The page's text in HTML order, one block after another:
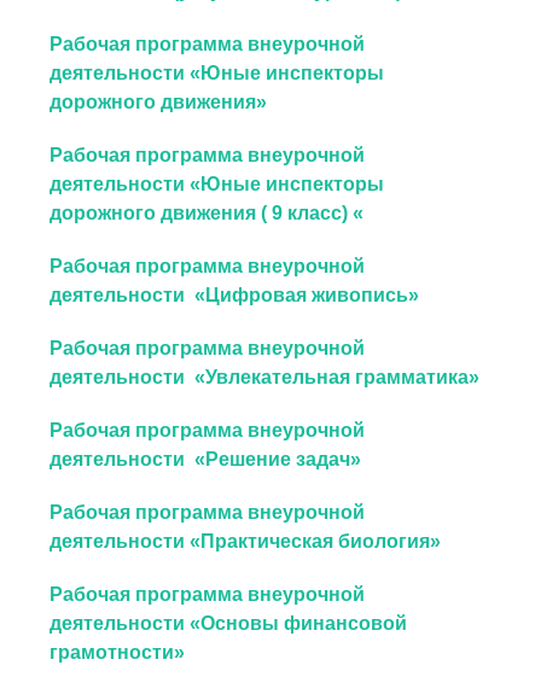
Рабочая программа внеурочной
деятельности «Юные инспекторы
дорожного движения»
Рабочая программа внеурочной
деятельности «Юные инспекторы
дорожного движения ( 9 класс) «
Рабочая программа внеурочной
деятельности «Цифровая живопись»
Рабочая программа внеурочной
деятельности «Увлекательная грамматика»
Рабочая программа внеурочной
деятельности «Решение задач»
Рабочая программа внеурочной
деятельности «Практическая биология»
Рабочая программа внеурочной
деятельности «Основы финансовой
грамотности»